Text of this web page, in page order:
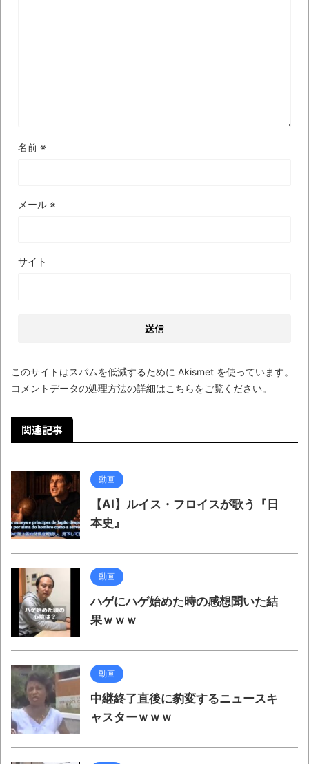
Powered by livedoor 相互RSS
名前 ※
メール ※
サイト
このサイトはスパムを低減するために Akismet を使っています。
コメントデータの処理方法の詳細はこちらをご覧ください。
関連記事
動画
【AI】ルイス・フロイスが歌う『日
本史』
動画
ハゲにハゲ始めた時の感想聞いた結
果ｗｗｗ
動画
中継終了直後に豹変するニュースキ
ャスターｗｗｗ